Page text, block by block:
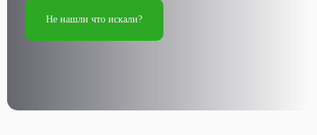
Не нашли что искали?